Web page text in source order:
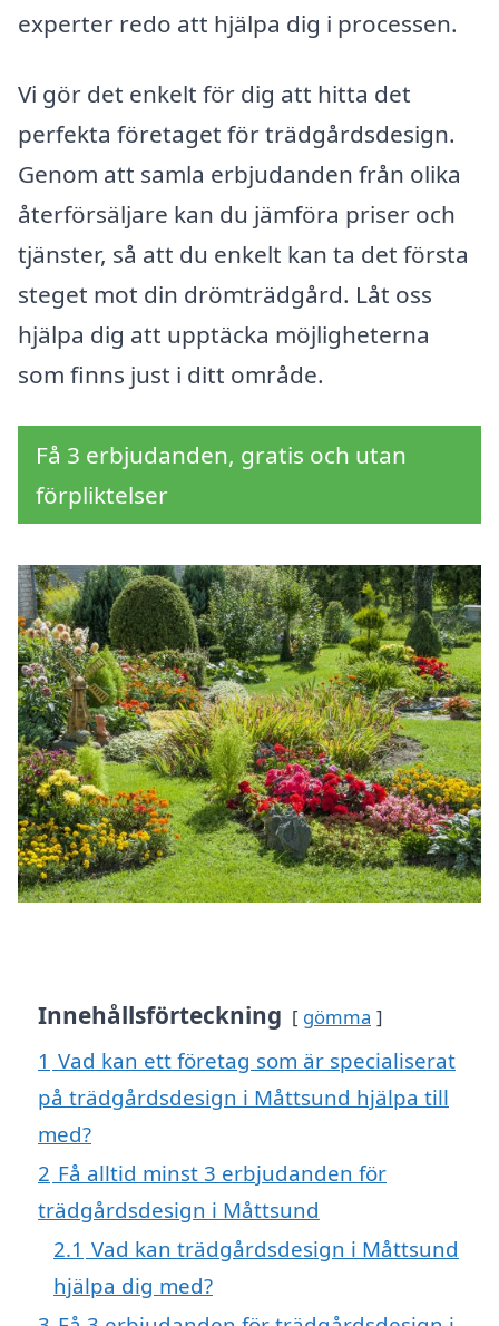
experter redo att hjälpa dig i processen.
Vi gör det enkelt för dig att hitta det
perfekta företaget för trädgårdsdesign.
Genom att samla erbjudanden från olika
återförsäljare kan du jämföra priser och
tjänster, så att du enkelt kan ta det första
steget mot din drömträdgård. Låt oss
hjälpa dig att upptäcka möjligheterna
som finns just i ditt område.
Få 3 erbjudanden, gratis och utan
förpliktelser
Innehållsförteckning gömma
1 Vad kan ett företag som är specialiserat
på trädgårdsdesign i Måttsund hjälpa till
med?
2 Få alltid minst 3 erbjudanden för
trädgårdsdesign i Måttsund
2.1 Vad kan trädgårdsdesign i Måttsund
hjälpa dig med?